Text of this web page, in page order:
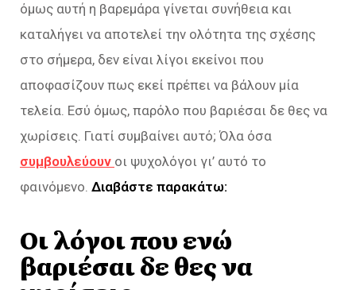
όμως αυτή η βαρεμάρα γίνεται συνήθεια και
καταλήγει να αποτελεί την ολότητα της σχέσης
στο σήμερα, δεν είναι λίγοι εκείνοι που
αποφασίζουν πως εκεί πρέπει να βάλουν μία
τελεία. Εσύ όμως, παρόλο που βαριέσαι δε θες να
χωρίσεις. Γιατί συμβαίνει αυτό; Όλα όσα
συμβουλεύουν οι ψυχολόγοι γι’ αυτό το
φαινόμενο. Διαβάστε παρακάτω:
Οι λόγοι που ενώ
βαριέσαι δε θες να